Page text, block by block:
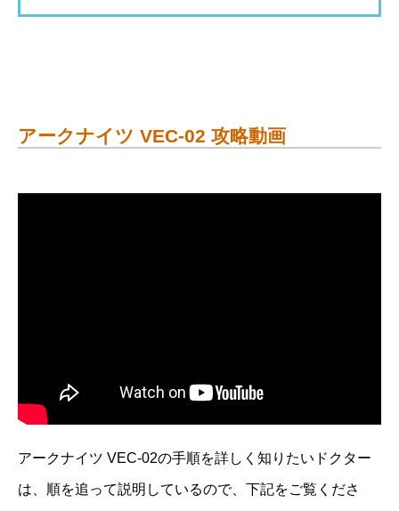
アークナイツ VEC-02 攻略動画
アークナイツ VEC-02の手順を詳しく知りたいドクター
は、順を追って説明しているので、下記をご覧くださ